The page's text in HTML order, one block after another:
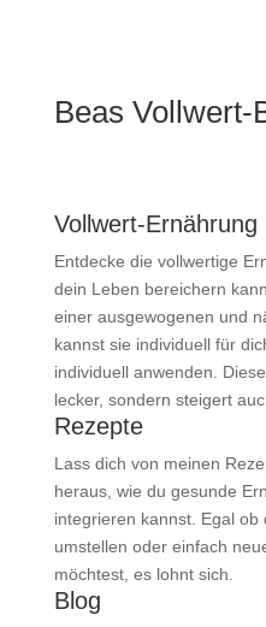
Beas Vollwert-
Vollwert-Ernährung
Entdecke die vollwertige
dein Leben bereichern
einer ausgewogenen und
kannst sie individuell für
individuell anwenden.
lecker, sondern steigert
Rezepte
Lass dich von meinen
heraus, wie du gesunde
integrieren kannst. Egal ob
umstellen oder einfach
möchtest, es lohnt sich.
Blog